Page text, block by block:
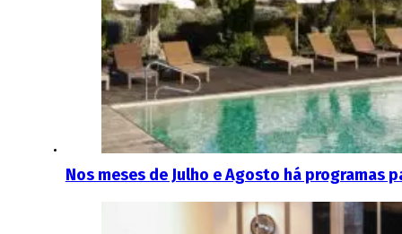
Nos meses de Julho e Agosto há